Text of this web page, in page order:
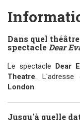
Dans quel
spectacle Dear
Le spectacle Dear
Theatre.
London.
Jusqu'à quelle